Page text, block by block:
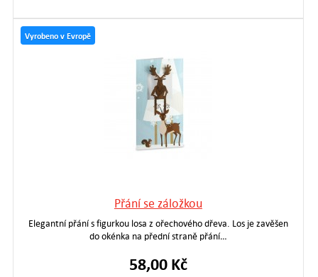
Vyrobeno v Evropě
Přání se záložkou
Elegantní přání s figurkou losa z ořechového dřeva. Los je zavěšen
do okénka na přední straně přání…
58,00 Kč